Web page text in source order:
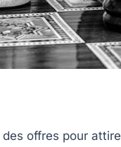
des offres pour